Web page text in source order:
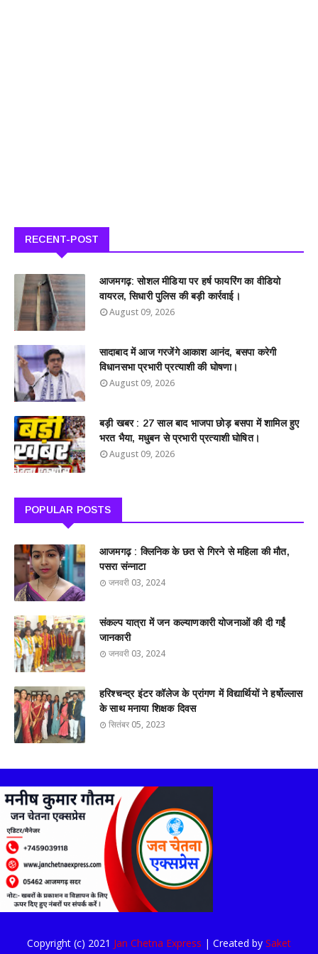
RECENT-POST
आजमगढ़: सोशल मीडिया पर हर्ष फायरिंग का वीडियो
वायरल, सिधारी पुलिस की बड़ी कार्रवाई।
August 09, 2026
सादाबाद में आज गरजेंगे आकाश आनंद, बसपा करेगी
विधानसभा प्रभारी प्रत्याशी की घोषणा।
August 09, 2026
बड़ी खबर : 27 साल बाद भाजपा छोड़ बसपा में शामिल हुए
भरत भैया, मधुबन से प्रभारी प्रत्याशी घोषित।
August 09, 2026
POPULAR POSTS
आजमगढ़ : क्लिनिक के छत से गिरने से महिला की मौत,
पसरा संन्नाटा
जनवरी 03, 2024
संकल्प यात्रा में जन कल्याणकारी योजनाओं की दी गईं
जानकारी
जनवरी 03, 2024
हरिश्चन्द्र इंटर कॉलेज के प्रांगण में विद्यार्थियों ने हर्षोल्लास
के साथ मनाया शिक्षक दिवस
सितंबर 05, 2023
Copyright (c) 2021 Jan Chetna Express | Created by Saket